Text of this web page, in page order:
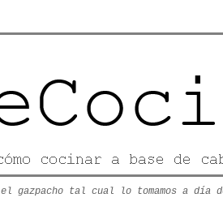
el gazpacho tal cual lo tomamos a día